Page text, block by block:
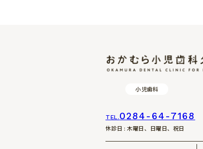
小児歯科
TEL.0284-64-7168
休診日 : 木曜日、日曜日、祝日